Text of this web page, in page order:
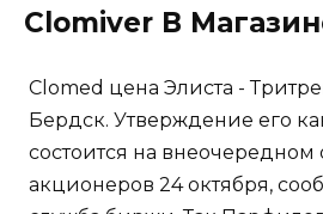
Clomiver В
Clomed цена Элиста -
Бердск. Утверждение его
состоится на
акционеров 24 октября,